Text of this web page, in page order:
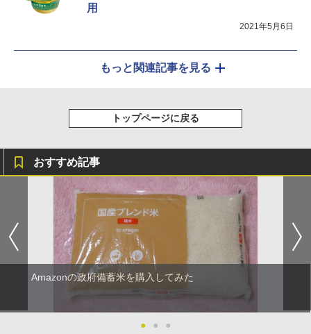
用
2021年5月6日
もっと関連記事を見る
トップページに戻る
おすすめ記事
Amazonの政府備蓄米を購入してみた
● ● ●